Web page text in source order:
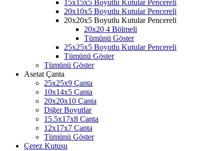
15x15x5 Boyutlu Kutular Pencereli
20x10x5 Boyutlu Kutular Pencereli
20x20x5 Boyutlu Kutular Pencereli
20x20 4 Bölmeli
Tümünü Göster
25x25x5 Boyutlu Kutular Pencereli
Tümünü Göster
Tümünü Göster
Asetat Çanta
25x25x9 Çanta
10x14x5 Çanta
20x20x10 Çanta
Diğer Boyutlar
15.5x17x8 Çanta
12x17x7 Çanta
Tümünü Göster
Çerez Kutusu